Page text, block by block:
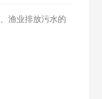
渔业排放污水的